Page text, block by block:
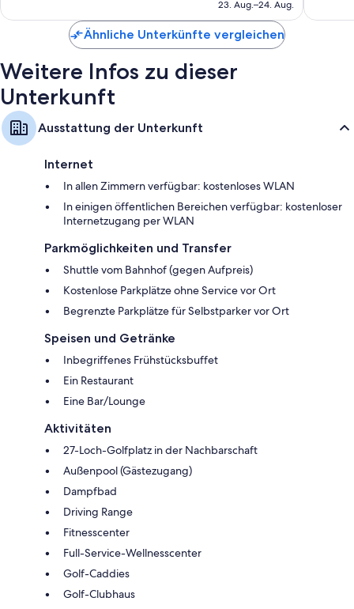
23. Aug.–24. Aug.
Ähnliche Unterkünfte vergleichen
Weitere Infos zu dieser
Unterkunft
Ausstattung der Unterkunft
Internet
In allen Zimmern verfügbar: kostenloses WLAN
In einigen öffentlichen Bereichen verfügbar: kostenloser
Internetzugang per WLAN
Parkmöglichkeiten und Transfer
Shuttle vom Bahnhof (gegen Aufpreis)
Kostenlose Parkplätze ohne Service vor Ort
Begrenzte Parkplätze für Selbstparker vor Ort
Speisen und Getränke
Inbegriffenes Frühstücksbuffet
Ein Restaurant
Eine Bar/Lounge
Aktivitäten
27-Loch-Golfplatz in der Nachbarschaft
Außenpool (Gästezugang)
Dampfbad
Driving Range
Fitnesscenter
Full-Service-Wellnesscenter
Golf-Caddies
Golf-Clubhaus